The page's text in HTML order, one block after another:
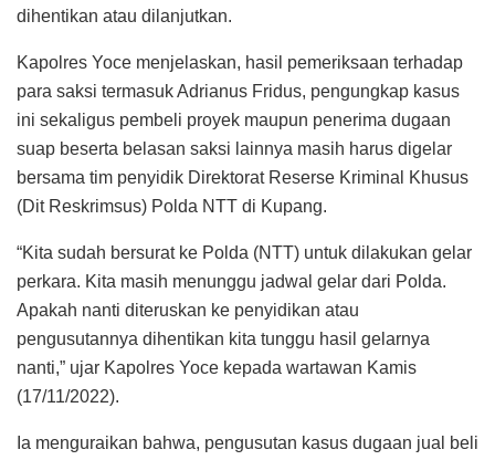
dihentikan atau dilanjutkan.
Kapolres Yoce menjelaskan, hasil pemeriksaan terhadap
para saksi termasuk Adrianus Fridus, pengungkap kasus
ini sekaligus pembeli proyek maupun penerima dugaan
suap beserta belasan saksi lainnya masih harus digelar
bersama tim penyidik Direktorat Reserse Kriminal Khusus
(Dit Reskrimsus) Polda NTT di Kupang.
“Kita sudah bersurat ke Polda (NTT) untuk dilakukan gelar
perkara. Kita masih menunggu jadwal gelar dari Polda.
Apakah nanti diteruskan ke penyidikan atau
pengusutannya dihentikan kita tunggu hasil gelarnya
nanti,” ujar Kapolres Yoce kepada wartawan Kamis
(17/11/2022).
Ia menguraikan bahwa, pengusutan kasus dugaan jual beli